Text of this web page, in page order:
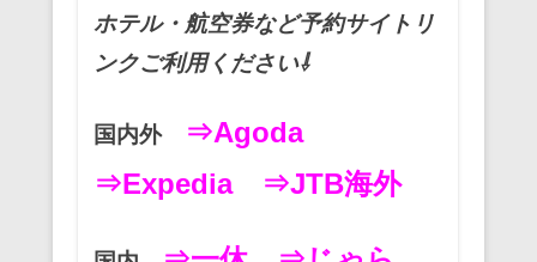
ホテル・航空券など予約サイトリ
ンクご利用ください⇩
国内外
⇒Agoda
⇒Expedia
⇒JTB海外